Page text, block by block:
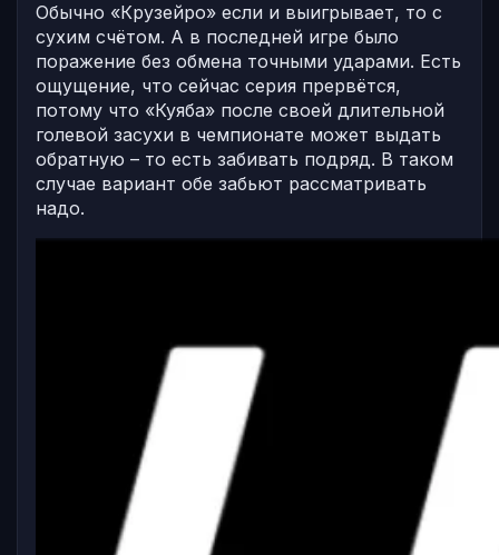
Обычно «Крузейро» если и выигрывает, то с
сухим счётом. А в последней игре было
поражение без обмена точными ударами. Есть
ощущение, что сейчас серия прервётся,
потому что «Куяба» после своей длительной
голевой засухи в чемпионате может выдать
обратную – то есть забивать подряд. В таком
случае вариант обе забьют рассматривать
надо.